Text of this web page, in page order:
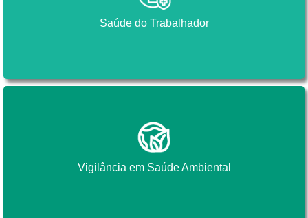
Saúde do Trabalhador
Saúde do Trabalhador
Vigilância em Saúde Ambiental
Vigilância em Saúde Ambiental